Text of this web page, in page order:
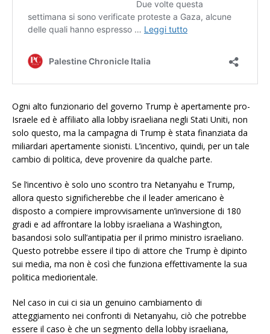
Ogni alto funzionario del governo Trump è apertamente pro-
Israele ed è affiliato alla lobby israeliana negli Stati Uniti, non
solo questo, ma la campagna di Trump è stata finanziata da
miliardari apertamente sionisti. L’incentivo, quindi, per un tale
cambio di politica, deve provenire da qualche parte.
Se l’incentivo è solo uno scontro tra Netanyahu e Trump,
allora questo significherebbe che il leader americano è
disposto a compiere improvvisamente un’inversione di 180
gradi e ad affrontare la lobby israeliana a Washington,
basandosi solo sull’antipatia per il primo ministro israeliano.
Questo potrebbe essere il tipo di attore che Trump è dipinto
sui media, ma non è così che funziona effettivamente la sua
politica mediorientale.
Nel caso in cui ci sia un genuino cambiamento di
atteggiamento nei confronti di Netanyahu, ciò che potrebbe
essere il caso è che un segmento della lobby israeliana,